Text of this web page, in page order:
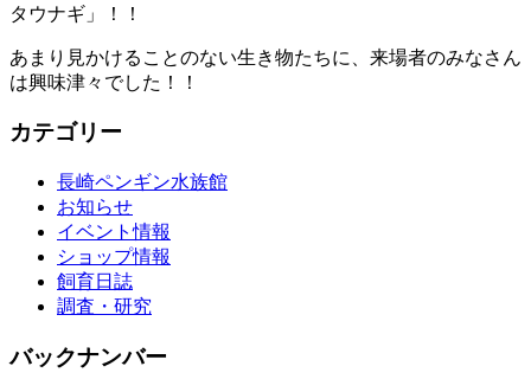
タウナギ」！！
あまり見かけることのない生き物たちに、来場者のみなさん
は興味津々でした！！
カテゴリー
長崎ペンギン水族館
お知らせ
イベント情報
ショップ情報
飼育日誌
調査・研究
バックナンバー